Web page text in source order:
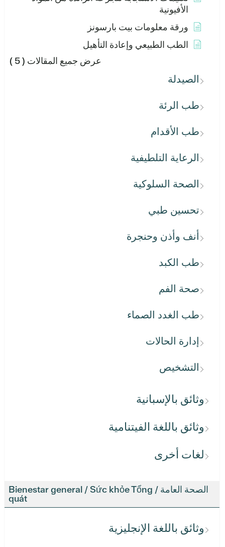
الأفيونية
ورقة معلومات بيت بارسونز
الطب الطبيعي وإعادة التأهيل
عرض جميع المقالات ( 5 )
الصيدلة
طب الرئة
طب الأقدام
الرعاية التلطيفية
الصحة السلوكية
تحسين طبي
أنف وأذن وحنجرة
طب الكبد
صحة الفم
طب الغدد الصماء
إدارة الحالات
التشخيص
وثائق بالإسبانية
وثائق باللغة الفيتنامية
لغات أخرى
الصحة العامة / Bienestar general / Sức khỏe Tổng
quát
وثائق باللغة الإنجليزية